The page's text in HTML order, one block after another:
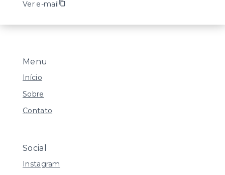
Menu
Início
Sobre
Contato
Social
Instagram
Ver e-mail